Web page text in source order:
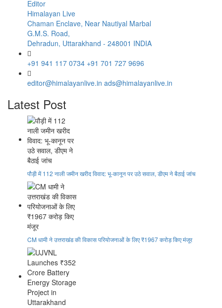
Editor
Himalayan Live
Chaman Enclave, Near Nautiyal Marbal
G.M.S. Road,
Dehradun, Uttarakhand - 248001 INDIA
+91 941 117 0734 +91 701 727 9696
editor@himalayanlive.in ads@himalayanlive.in
Latest Post
पौड़ी में 112 नाली जमीन खरीद विवाद: भू-कानून पर उठे सवाल, डीएम ने बैठाई जांच
CM धामी ने उत्तराखंड की विकास परियोजनाओं के लिए ₹1967 करोड़ किए मंजूर